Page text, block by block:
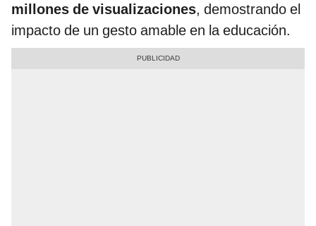
millones de visualizaciones, demostrando el
impacto de un gesto amable en la educación.